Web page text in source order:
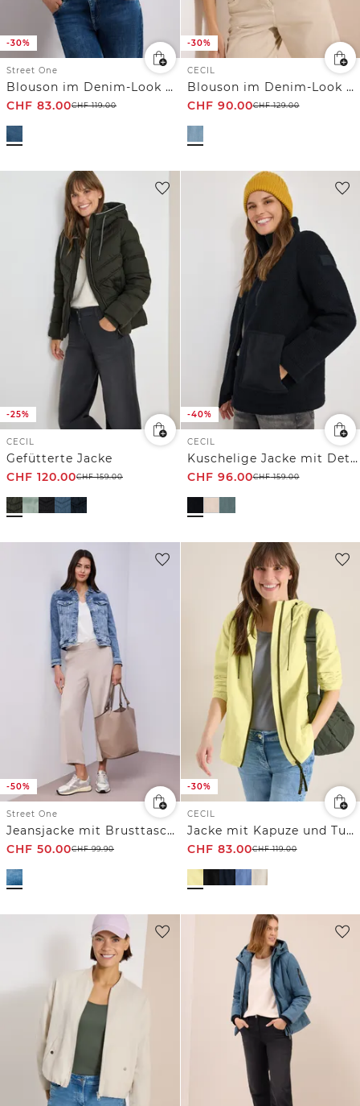
-30%
Street One
Blouson im Denim-Look mit Zipper
CHF 83.00CHF119.00
-30%
CECIL
Blouson im Denim-Look mit Zipper
CHF 90.00CHF129.00
-25%
CECIL
Gefütterte Jacke
CHF 120.00CHF159.00
-40%
CECIL
Kuschelige Jacke mit Details
CHF 96.00CHF159.00
-50%
Street One
Jeansjacke mit Brusttaschen und Knöpfen
CHF 50.00CHF99.90
-30%
CECIL
Jacke mit Kapuze und Tunnelzug
CHF 83.00CHF119.00